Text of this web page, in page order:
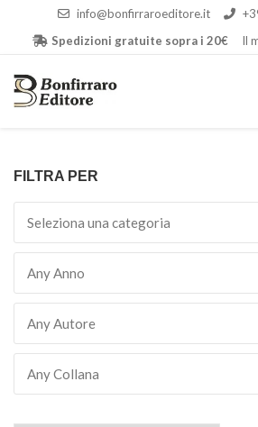
info@bonfirraroeditore.it
Spedizioni gratuite sopra i 20€
Il
FILTRA PER